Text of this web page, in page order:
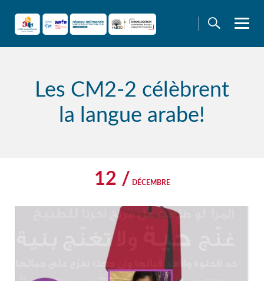
content
Les CM2-2 célèbrent
la langue arabe!
12 / DÉCEMBRE